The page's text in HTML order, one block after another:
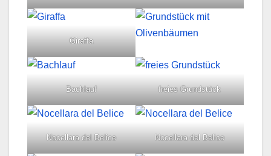
Giraffa
Bachlauf freies Grundstück
Nocellara del Belice Nocellara del Belice